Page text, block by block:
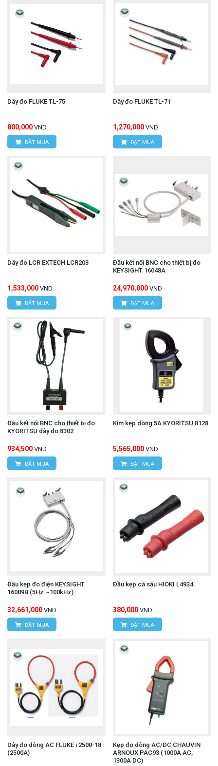
CÔNG TY TNHH THIẾT BỊ VÀ CÔNG NGHỆ
HÙNG NGUYÊN
Địa chỉ:Số 15, ngõ 85 Tân Xuân, P. Xuân Đỉnh,
VPDG:Số 20D, ngõ 16/28 Đỗ Xuân Hợp, P. Mỹ
Email: vantien2307@gmail.com
Website:www.hungnguyentech.vn
Địa chỉ:D7/6B đường Dương Đình Cúc, Xã Tân
Hotline: 0934.616.395
Email:vantien2307@gmail.com
Website: www.hungnguyentech.vn
Xem thêm:
Máy đo nhiệt độ bằng hồng ngoại
FLUKE 566
Dây đo FLUKE TL-75
800,000 VND
ĐẶT MUA
Dây đo FLUKE TL-71
1,270,000 VND
ĐẶT MUA
Dây đo LCR EXTECH LCR203
1,533,000 VND
ĐẶT MUA
Đầu kết nối BNC cho thiết bị đo
KEYSIGHT 16048A
24,970,000 VND
ĐẶT MUA
Đầu kết nối BNC cho thiết bị đo
KYORITSU dây đo 8302
934,500 VND
ĐẶT MUA
Kìm kẹp dòng 5A KYORITSU 8128
5,565,000 VND
ĐẶT MUA
Đầu kẹp đo điện KEYSIGHT
16089B (5Hz ~100kHz)
32,661,000 VND
ĐẶT MUA
Đầu kẹp cá sấu HIOKI L4934
380,000 VND
ĐẶT MUA
Dây đo dòng AC FLUKE i 2500-18
(2500A)
Kẹp đo dòng AC/DC CHAUVIN
ARNOUX PAC93 (1000A AC,
1300A DC)